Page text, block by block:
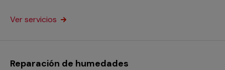
Ver servicios
Reparación de humedades